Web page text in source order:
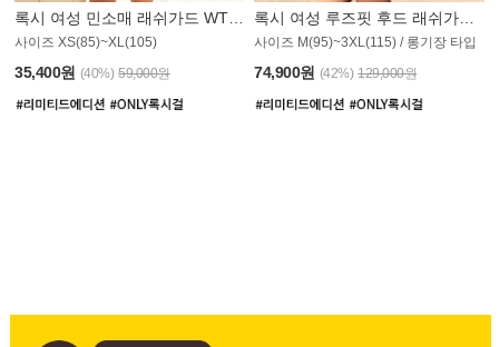
사이즈 XS(85)~XL(105)
35,400원 (40%) 59,000원
사이즈 M(95)~3XL(115) / 롱기장 타입
74,900원 (42%) 129,000원